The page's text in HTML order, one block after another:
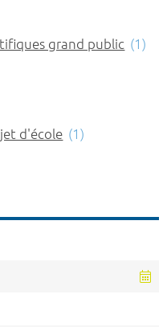
grand public (1)
d'école (1)